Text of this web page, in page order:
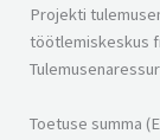
Projekti
töötlemiskeskus
Toetuse summa